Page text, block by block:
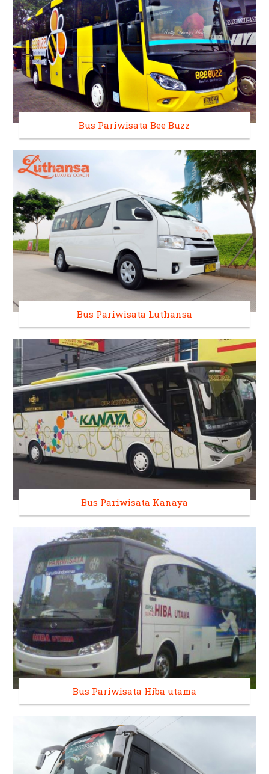
Bus Pariwisata Bee Buzz
Bus Pariwisata Luthansa
Bus Pariwisata Kanaya
Bus Pariwisata Hiba utama